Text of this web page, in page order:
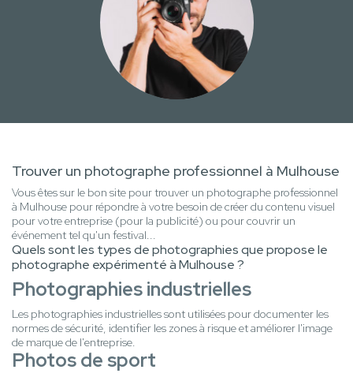
Trouver un photographe professionnel à Mulhouse
Vous êtes sur le bon site pour trouver un photographe professionnel
à Mulhouse pour répondre à votre besoin de créer du contenu visuel
pour votre entreprise (pour la publicité) ou pour couvrir un
événement tel qu'un festival...
Quels sont les types de photographies que propose le
photographe expérimenté à Mulhouse ?
Photographies industrielles
Les photographies industrielles sont utilisées pour documenter les
normes de sécurité, identifier les zones à risque et améliorer l'image
de marque de l'entreprise.
Photos de sport